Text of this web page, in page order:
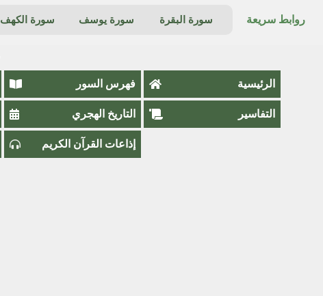
روابط سريعة سورة البقرة سورة يوسف سورة الكهف
الرئيسية فهرس السور
التفاسير التاريخ الهجري
إذاعات القرآن الكريم